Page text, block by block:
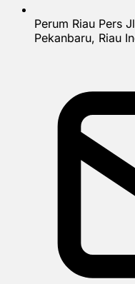
Perum Riau Pers
Pekanbaru, Riau